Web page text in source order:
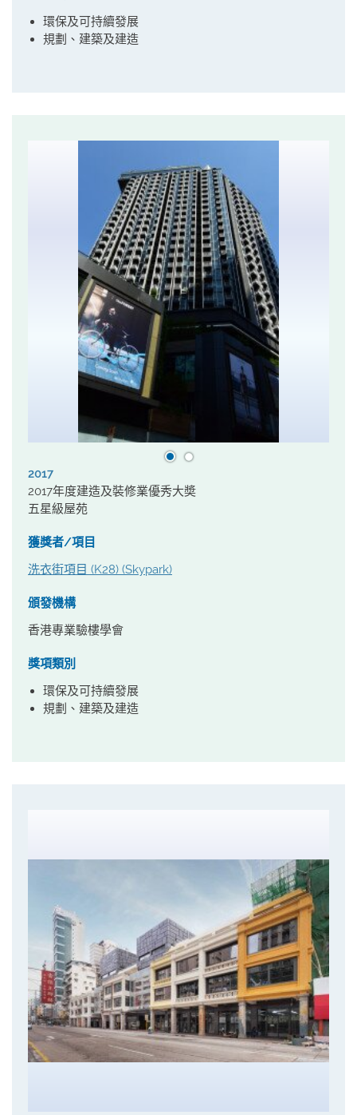
環保及可持續發展
規劃、建築及建造
2017
2017年度建造及裝修業優秀大奬
五星級屋苑
獲獎者/項目
洗衣街項目 (K28) (Skypark)
頒發機構
香港專業驗樓學會
獎項類別
環保及可持續發展
規劃、建築及建造